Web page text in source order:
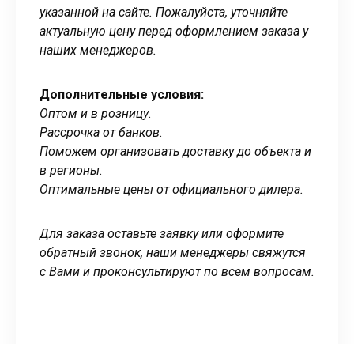
указанной на сайте. Пожалуйста, уточняйте
актуальную цену перед оформлением заказа у
наших менеджеров.
Дополнительные условия:
Оптом и в розницу.
Рассрочка от банков.
Поможем организовать доставку до объекта и
в регионы.
Оптимальные цены от официального дилера.
Для заказа оставьте заявку или оформите
обратный звонок, наши менеджеры свяжутся
с Вами и проконсультируют по всем вопросам.